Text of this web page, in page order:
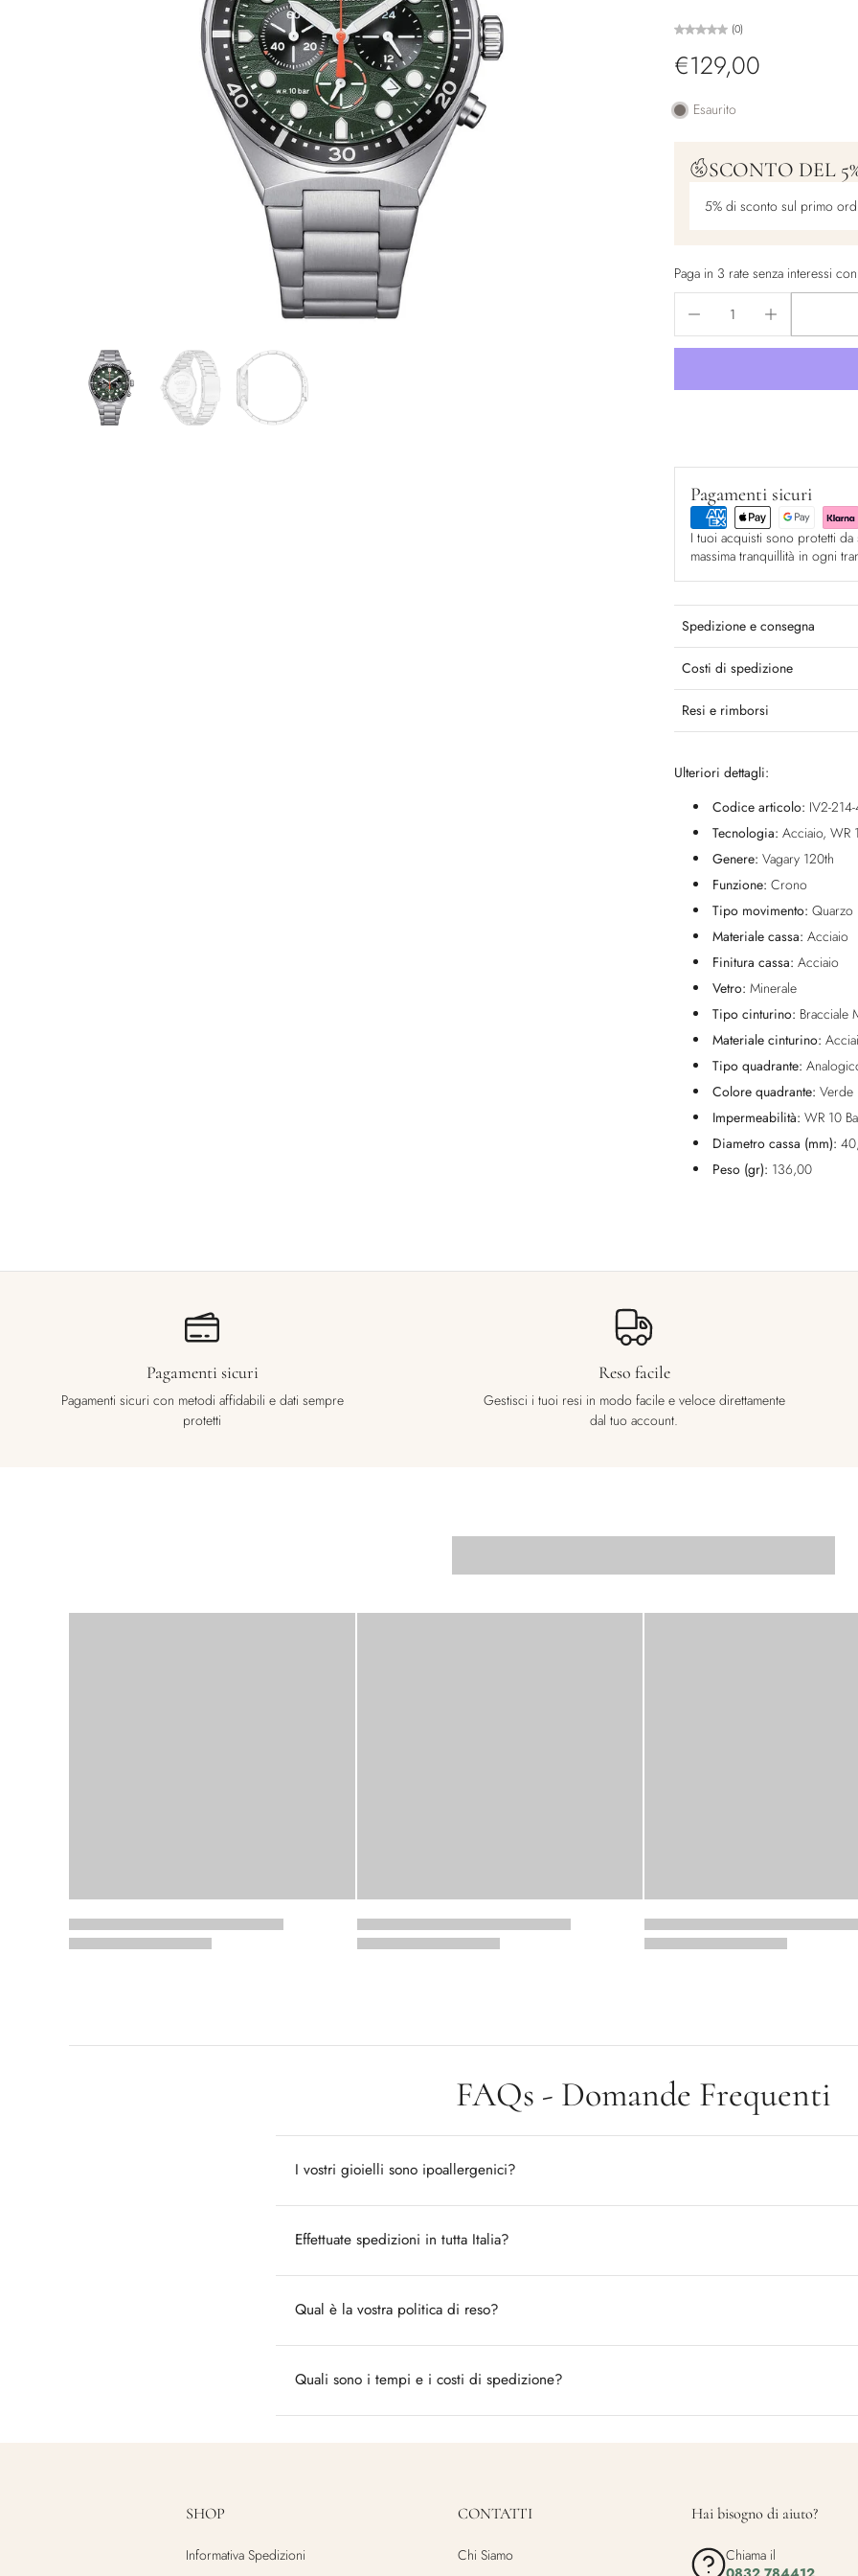
(0)
€129,00
Esaurito
SCONTO DEL
5% di sconto sul primo
Paga in 3 rate senza interessi con
Pagamenti sicuri
I tuoi acquisti sono protetti
massima tranquillità in ogni
Spedizione e consegna
Costi di spedizione
Resi e rimborsi
Ulteriori dettagli:
Codice articolo: IV2-214-
Tecnologia: Acciaio, WR
Genere: Vagary 120th
Funzione: Crono
Tipo movimento: Quarzo
Materiale cassa: Acciaio
Finitura cassa: Acciaio
Vetro: Minerale
Tipo cinturino: Bracciale
Materiale cinturino:
Tipo quadrante:
Colore quadrante: Verde
Impermeabilità: WR 10
Diametro cassa (mm):
Peso (gr): 136,00
Pagamenti sicuri
Pagamenti sicuri con metodi affidabili e dati sempre
protetti
Reso facile
Gestisci i tuoi resi in modo facile e veloce direttamente
dal tuo account.
FAQs - Domande Frequenti
I vostri gioielli sono ipoallergenici?
Effettuate spedizioni in tutta Italia?
Qual è la vostra politica di reso?
Quali sono i tempi e i costi di spedizione?
SHOP
Informativa Spedizioni
CONTATTI
Chi Siamo
Hai bisogno di aiuto?
Chiama il